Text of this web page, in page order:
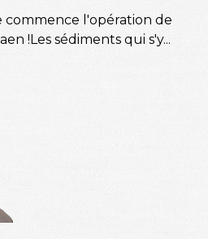
commence l'opération de
!Les sédiments qui s'y...